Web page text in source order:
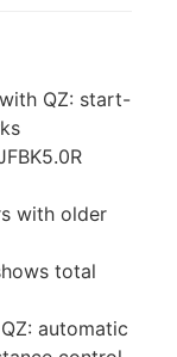
QZ: start-
with older
total
automatic